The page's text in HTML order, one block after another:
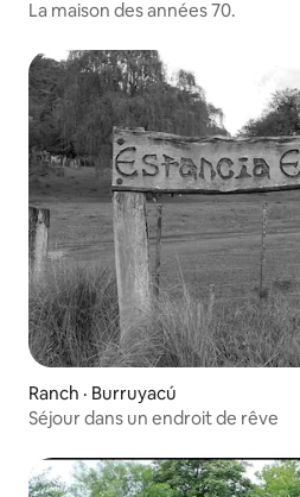
La maison des années 70.
Ranch · Burruyacú
Séjour dans un endroit de rêve